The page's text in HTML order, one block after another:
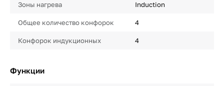
Зоны нагрева Induction
Общее количество конфорок 4
Конфорок индукционных 4
Функции